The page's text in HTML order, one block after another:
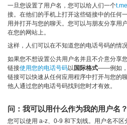
一旦您设置了用户名，您可以给人们一个
接。在他们的手机上打开这些链接中的任何
用并打开与您的聊天。您可以与朋友分享用
在您的网站上。
这样，人们可以在不知道您的电话号码的情
如果您不想设置公共用户名并且不介意分享
链接使用您的电话号码以 国际格式——例如，
链接可以快速从任何应用程序中打开与您的
他人通过您的电话号码找到您时才有效。
问：我可以用什么作为我的用户名？
您可以使用 a-z、0-9 和下划线。用户名不